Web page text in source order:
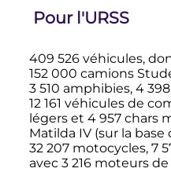
Pour l'URSS
409 526 véhicules,
152 000 camions
3 510 amphibies, 4
12 161 véhiculesde
légers et 4 957 chars
Matilda IV (sur la
32 207 motocycles, 7
avec 3 216 moteursde